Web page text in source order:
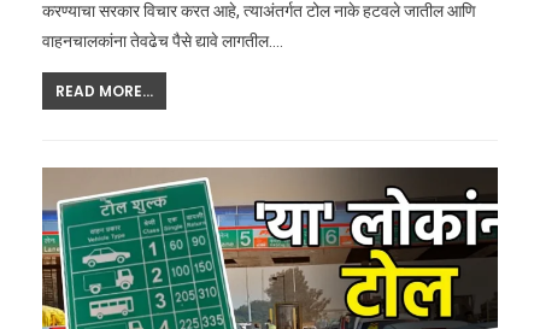
करण्याचा सरकार विचार करत आहे, त्याअंतर्गत टोल नाके हटवले जातील आणि
वाहनचालकांना तेवढेच पैसे द्यावे लागतील.
READ MORE...